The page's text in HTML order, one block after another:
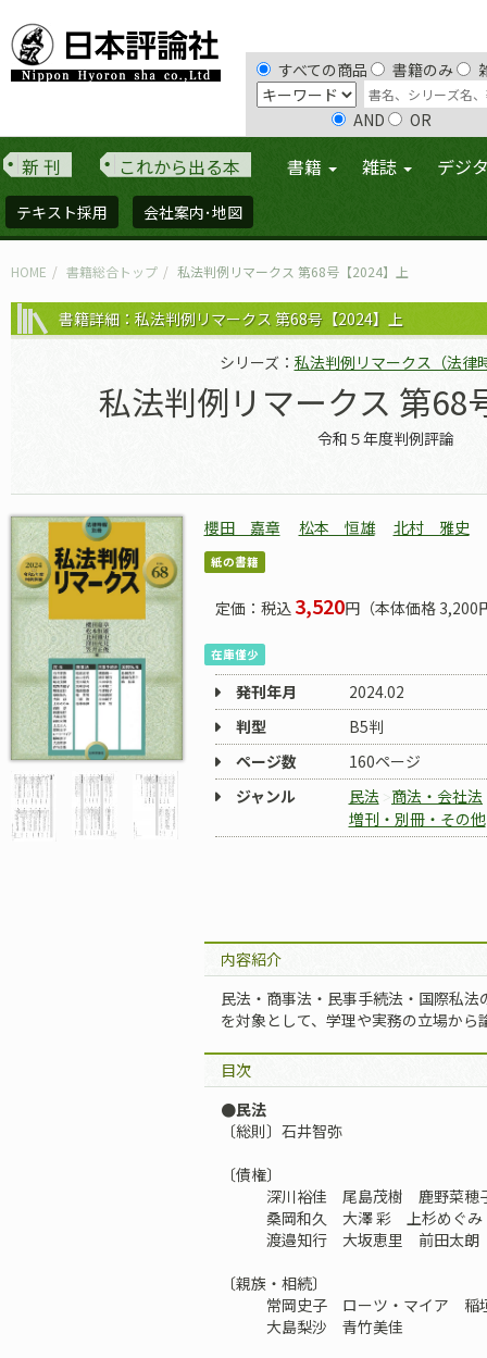
すべての商品 書籍のみ
AND OR
新 刊 これから出る本 書籍 雑誌 デジ
テキスト採用 会社案内･地図
HOME 書籍総合トップ 私法判例リマークス 第68号【2024】上
書籍詳細：私法判例リマークス 第68号【2024】上
シリーズ： 私法判例リマークス（法律
私法判例リマークス 第68
令和５年度判例評論
櫻田 嘉章 松本 恒雄 北村 雅史
紙の書籍
定価：税込 3,520円（本体価格 3,200
在庫僅少
発刊年月
2024.02
判型
B5判
ページ数
160ページ
ジャンル
民法
商法・会社法
増刊・別冊・その他
内容紹介
民法・商事法・民事手続法・国際私
を対象として、学理や実務の立場から
目次
●民法
〔総則〕石井智弥
〔債権〕
深川裕佳 尾島茂樹 鹿野菜穂
桑岡和久 大澤 彩 上杉めぐみ
渡邉知行 大坂恵里 前田太朗
〔親族・相続〕
常岡史子 ローツ・マイア 稲
大島梨沙 青竹美佳